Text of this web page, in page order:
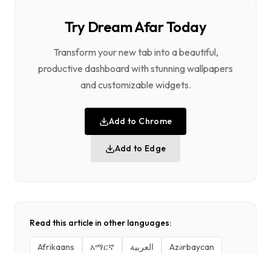
Try Dream Afar Today
Transform your new tab into a beautiful,
productive dashboard with stunning wallpapers
and customizable widgets.
Add to Chrome
Add to Edge
Read this article in other languages:
Afrikaans አማርኛ العربية
Azərbaycan